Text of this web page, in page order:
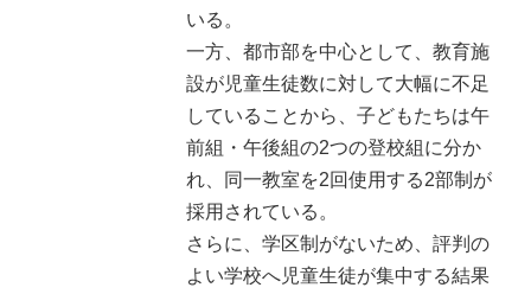
いる。
一方、都市部を中心として、教育施
設が児童生徒数に対して大幅に不足
していることから、子どもたちは午
前組・午後組の2つの登校組に分か
れ、同一教室を2回使用する2部制が
採用されている。
さらに、学区制がないため、評判の
よい学校へ児童生徒が集中する結果